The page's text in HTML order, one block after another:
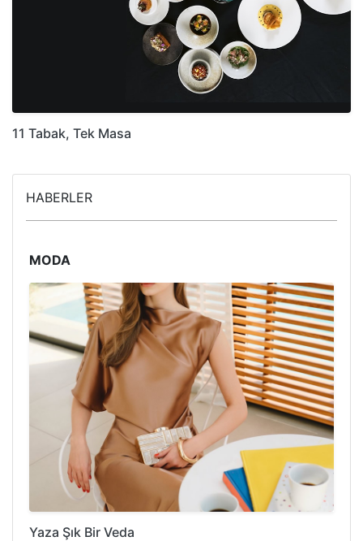
11 Tabak, Tek Masa
HABERLER
MODA
Yaza Şık Bir Veda